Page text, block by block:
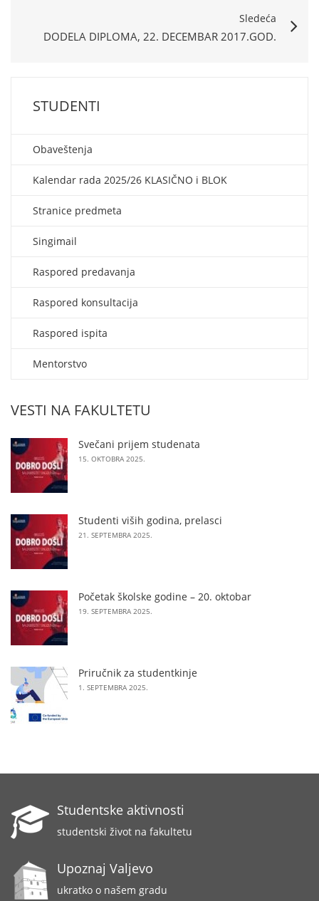
Sledeća
DODELA DIPLOMA, 22. DECEMBAR 2017.GOD.
STUDENTI
Obaveštenja
Kalendar rada 2025/26 KLASIČNO i BLOK
Stranice predmeta
Singimail
Raspored predavanja
Raspored konsultacija
Raspored ispita
Mentorstvo
VESTI NA FAKULTETU
Svečani prijem studenata
15. OKTOBRA 2025.
Studenti viših godina, prelasci
21. SEPTEMBRA 2025.
Početak školske godine – 20. oktobar
19. SEPTEMBRA 2025.
Priručnik za studentkinje
1. SEPTEMBRA 2025.
Studentske aktivnosti
studentski život na fakultetu
Upoznaj Valjevo
ukratko o našem gradu